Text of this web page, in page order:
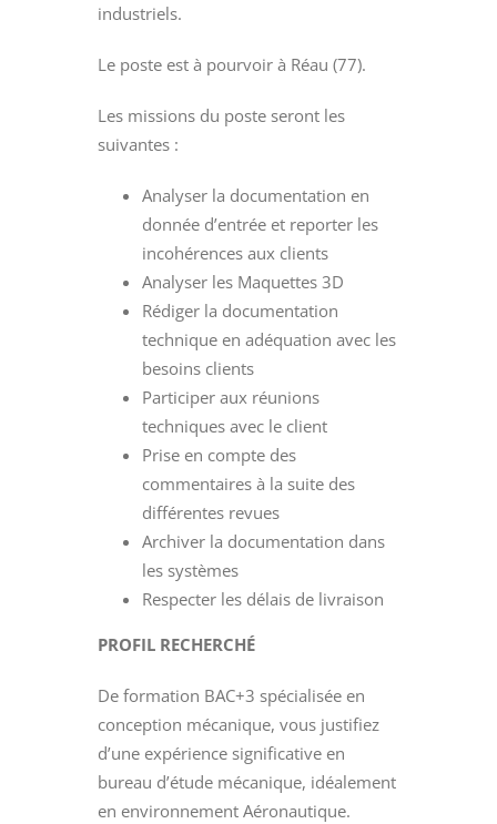
industriels.
Le poste est à pourvoir à Réau (77).
Les missions du poste seront les
suivantes :
Analyser la documentation en
donnée d’entrée et reporter les
incohérences aux clients
Analyser les Maquettes 3D
Rédiger la documentation
technique en adéquation avec les
besoins clients
Participer aux réunions
techniques avec le client
Prise en compte des
commentaires à la suite des
différentes revues
Archiver la documentation dans
les systèmes
Respecter les délais de livraison
PROFIL RECHERCHÉ
De formation BAC+3 spécialisée en
conception mécanique, vous justifiez
d’une expérience significative en
bureau d’étude mécanique, idéalement
en environnement Aéronautique.